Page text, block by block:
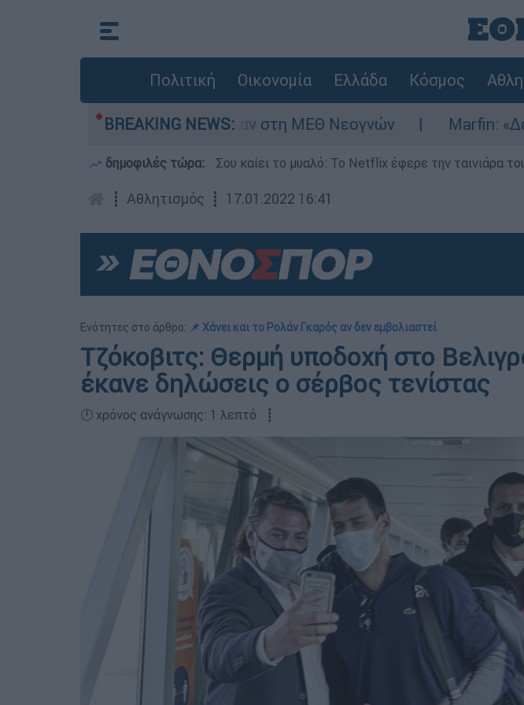
Πολιτική Οικονομία Ελλάδα Κόσμος
BREAKING NEWS:
8 ημερών - Νοσηλευόταν στη ΜΕΘ Νεογνών Marfin: «Δεν έχω
δημοφιλές τώρα: Σου καίει το μυαλό: Το Netflix έφερε την ταινιάρα
┋ Αθλητισμός ┋ 17.01.2022 16:41
Ενότητες στο άρθρο: 📌 Χάνει και το Ρολάν Γκαρός αν δεν εμβολιαστεί
Τζόκοβιτς: Θερμή υποδοχή στο
έκανε δηλώσεις ο σέρβος τενίστας
🕛 χρόνος ανάγνωσης: 1 λεπτό ┋